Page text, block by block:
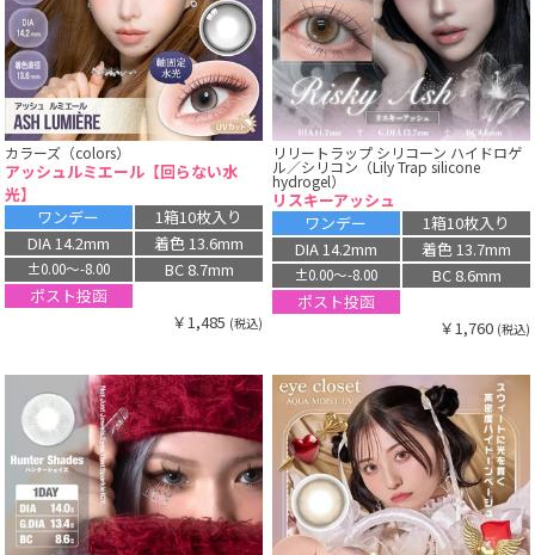
カラーズ（colors）
アッシュルミエール【回らない水
光】
ワンデー
1箱10枚入り
DIA 14.2mm
着色 13.6mm
±0.00〜-8.00
BC 8.7mm
ポスト投函
￥1,485 (税込)
リリートラップ シリコーン ハイドロゲ
ル／シリコン（Lily Trap silicone
hydrogel）
リスキーアッシュ
ワンデー
1箱10枚入り
DIA 14.2mm
着色 13.7mm
±0.00〜-8.00
BC 8.6mm
ポスト投函
￥1,760 (税込)